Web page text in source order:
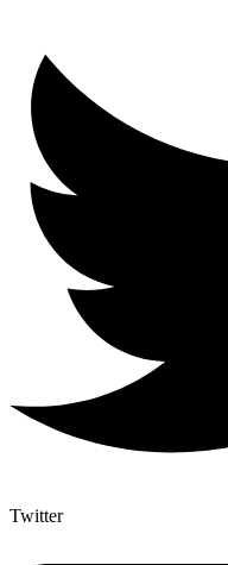
Twitter